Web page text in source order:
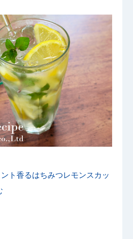
ト香るはちみつレモンスカッ